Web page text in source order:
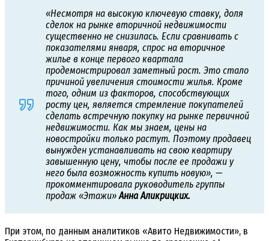
«Несмотря на высокую ключевую ставку, доля
сделок на рынке вторичной недвижимости
существенно не снизилась. Если сравнивать с
показателями января, спрос на вторичное
жилье в конце первого квартала
продемонстрировал заметный рост. Это стало
причиной увеличения стоимости жилья. Кроме
того, одним из факторов, способствующих
росту цен, является стремление покупателей
сделать встречную покупку на рынке первичной
недвижимости. Как мы знаем, цены на
новостройки только растут. Поэтому продавец
вынужден устанавливать на свою квартиру
завышенную цену, чтобы после ее продажи у
него была возможность купить новую», —
прокомментировала руководитель группы
продаж «Этажи»Анна Аликрицких.
При этом, по данным аналитиков «Авито Недвижимости», в